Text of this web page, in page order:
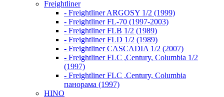
Freightliner
- Freightliner ARGOSY 1/2 (1999)
- Freightliner FL-70 (1997-2003)
- Freightliner FLB 1/2 (1989)
- Freightliner FLD 1/2 (1989)
- Freightliner CASCADIA 1/2 (2007)
- Freightliner FLC ,Century, Columbia 1/2
(1997)
- Freightliner FLC ,Century, Columbia
панорама (1997)
HINO